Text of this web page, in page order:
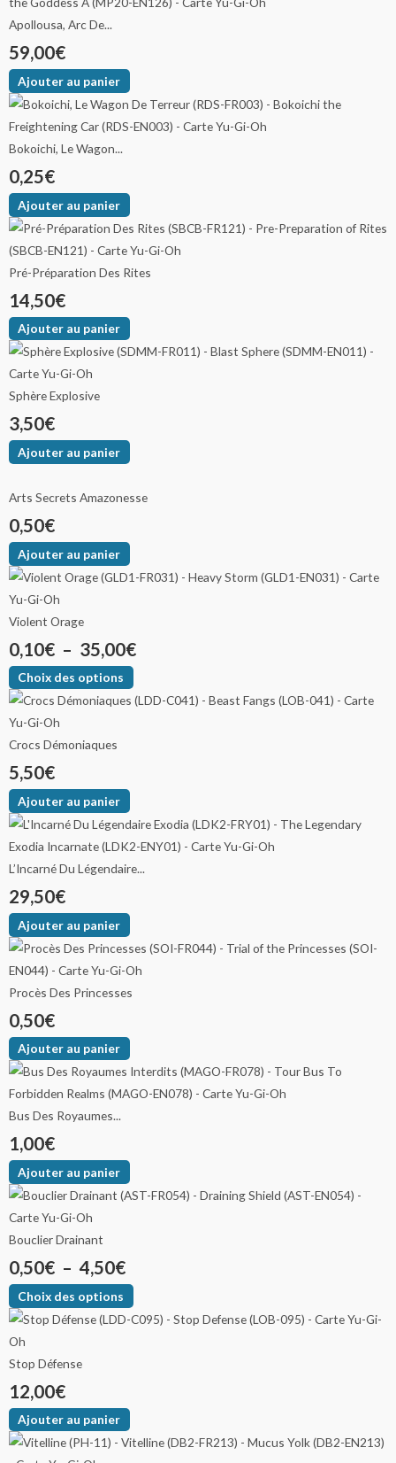
Apollousa, Arc De...
59,00€
Ajouter au panier
Bokoichi, Le Wagon...
0,25€
Ajouter au panier
Pré-Préparation Des Rites
14,50€
Ajouter au panier
Sphère Explosive
3,50€
Ajouter au panier
Arts Secrets Amazonesse
0,50€
Ajouter au panier
Violent Orage
0,10€ – 35,00€
Choix des options
Crocs Démoniaques
5,50€
Ajouter au panier
L’Incarné Du Légendaire...
29,50€
Ajouter au panier
Procès Des Princesses
0,50€
Ajouter au panier
Bus Des Royaumes...
1,00€
Ajouter au panier
Bouclier Drainant
0,50€ – 4,50€
Choix des options
Stop Défense
12,00€
Ajouter au panier